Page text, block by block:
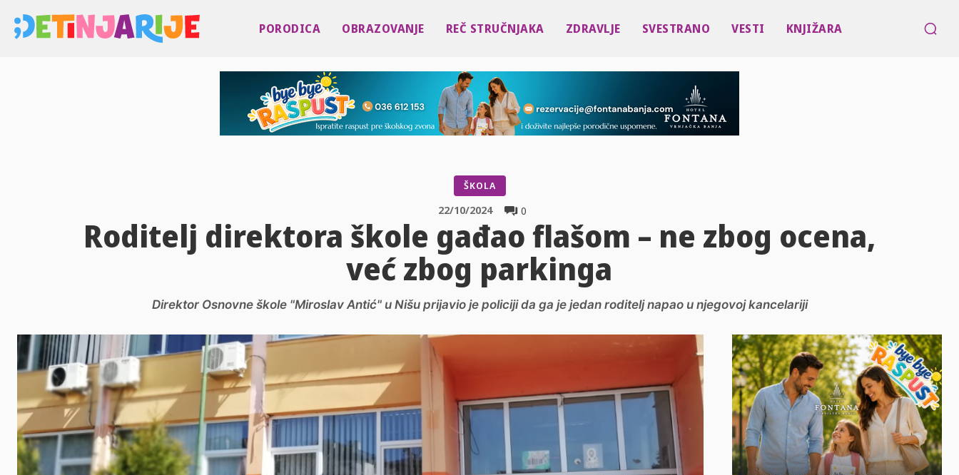
PORODICA OBRAZOVANJE REČ STRUČNJAKA ZDRAVLJE SVESTRANO VESTI KNJIŽARA
ŠKOLA
0
22/10/2024
Roditelj direktora škole gađao flašom – ne zbog ocena,
već zbog parkinga
Direktor Osnovne škole "Miroslav Antić" u Nišu prijavio je policiji da ga je jedan roditelj napao u njegovoj kancelariji